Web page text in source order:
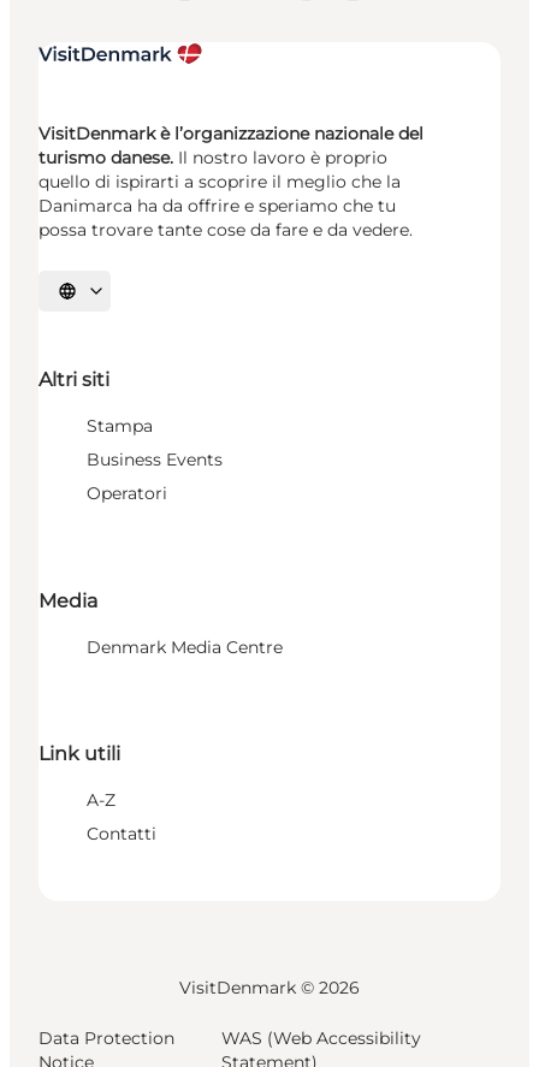
VisitDenmark è l’organizzazione nazionale del
turismo danese. Il nostro lavoro è proprio
quello di ispirarti a scoprire il meglio che la
Danimarca ha da offrire e speriamo che tu
possa trovare tante cose da fare e da vedere.
Seleziona la lingua
Altri siti
Stampa
Business Events
Operatori
Media
Denmark Media Centre
Link utili
A-Z
Contatti
VisitDenmark © 2026
Data Protection
Notice
WAS (Web Accessibility
Statement)